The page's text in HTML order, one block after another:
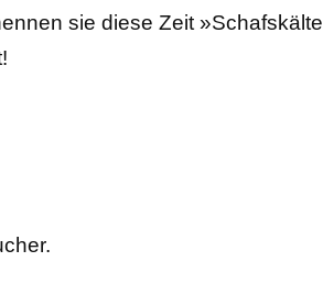
sie diese Zeit